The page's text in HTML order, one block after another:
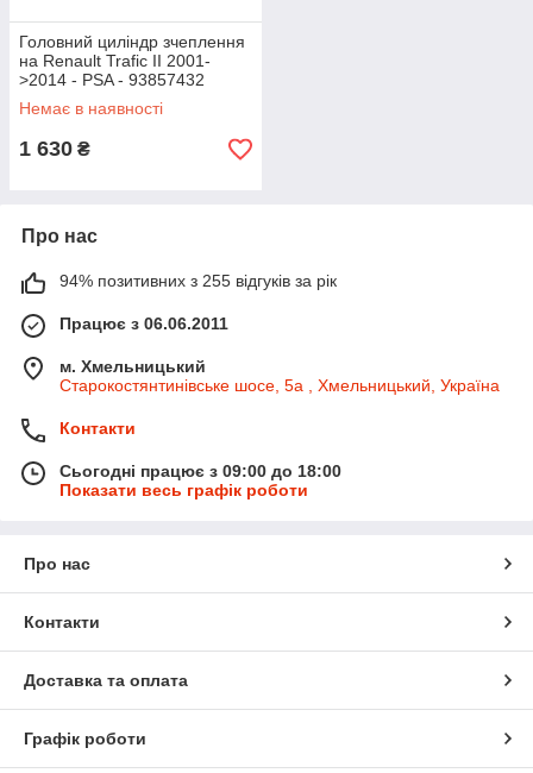
Головний циліндр зчеплення
на Renault Trafic II 2001-
>2014 - PSA - 93857432
Немає в наявності
1 630 ₴
Про нас
94% позитивних з 255 відгуків за рік
Працює з 06.06.2011
м. Хмельницький
Старокостянтинівське шосе, 5а , Хмельницький, Україна
Контакти
Сьогодні працює з 09:00 до 18:00
Показати весь графік роботи
Про нас
Контакти
Доставка та оплата
Графік роботи